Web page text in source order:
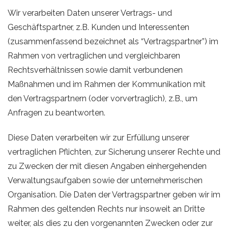
Wir verarbeiten Daten unserer Vertrags- und
Geschäftspartner, z.B. Kunden und Interessenten
(zusammenfassend bezeichnet als “Vertragspartner”) im
Rahmen von vertraglichen und vergleichbaren
Rechtsverhältnissen sowie damit verbundenen
Maßnahmen und im Rahmen der Kommunikation mit
den Vertragspartnern (oder vorvertraglich), z.B., um
Anfragen zu beantworten.
Diese Daten verarbeiten wir zur Erfüllung unserer
vertraglichen Pflichten, zur Sicherung unserer Rechte und
zu Zwecken der mit diesen Angaben einhergehenden
Verwaltungsaufgaben sowie der unternehmerischen
Organisation. Die Daten der Vertragspartner geben wir im
Rahmen des geltenden Rechts nur insoweit an Dritte
weiter, als dies zu den vorgenannten Zwecken oder zur